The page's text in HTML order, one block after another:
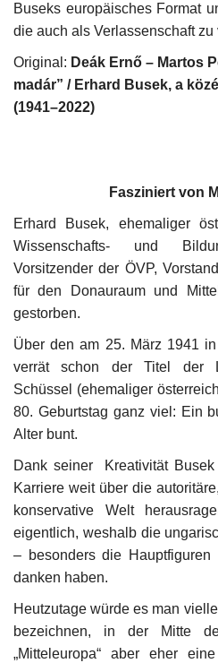
Buseks europäisches Format
die auch als Verlassenschaft zu
Original: Deák Ernő – Martos
madár” / Erhard Busek, a
(1941–2022)
Fasziniert von
Erhard Busek, ehemaliger
Wissenschafts- und
Vorsitzender der ÖVP,
für den Donauraum und
gestorben.
Über den am 25. März 1941
verrät schon der Titel der
Schüssel (ehemaliger
80. Geburtstag ganz viel: Ein
Alter bunt.
Dank seiner Kreativität
Karriere weit über die
konservative Welt
eigentlich, weshalb die
– besonders die
danken haben.
Heutzutage würde es man
bezeichnen, in der Mitte
„Mitteleuropa“ aber eher